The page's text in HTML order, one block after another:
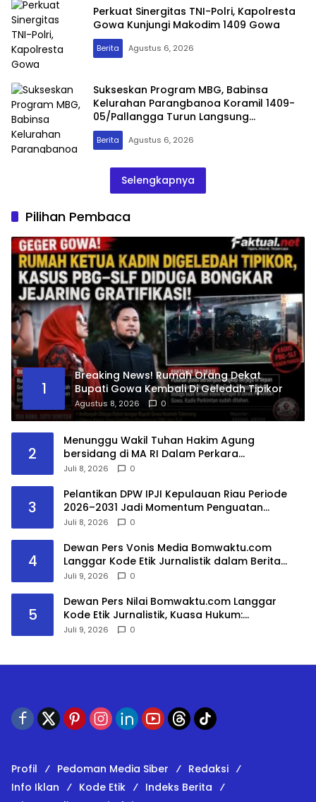
Perkuat Sinergitas TNI-Polri, Kapolresta
Gowa Kunjungi Makodim 1409 Gowa
Berita Agustus 6, 2026
Sukseskan Program MBG, Babinsa
Kelurahan Parangbanoa Koramil 1409-
05/Pallangga Turun Langsung
Pendampingan di Sekolah
Berita Agustus 6, 2026
Selengkapnya
Pilihan Pembaca
1
Breaking News! Rumah Orang Dekat
Bupati Gowa Kembali Di Geledah Tipikor
Agustus 8, 2026 0
2
Menunggu Wakil Tuhan Hakim Agung
bersidang di MA RI Dalam Perkara
No.10/PDT.G/2025 dan Kasasi
Juli 8, 2026 0
3
Pelantikan DPW IPJI Kepulauan Riau Periode
2026–2031 Jadi Momentum Penguatan
Profesionalisme dan Literasi Bangsa
Juli 8, 2026 0
4
Dewan Pers Vonis Media Bomwaktu.com
Langgar Kode Etik Jurnalistik dalam Berita
DPRD Gowa
Juli 9, 2026 0
5
Dewan Pers Nilai Bomwaktu.com Langgar
Kode Etik Jurnalistik, Kuasa Hukum:
Pemberitaan Menghakimi Tanpa Verifikasi Tak
Juli 9, 2026 0
Profil Pedoman Media Siber
Redaksi
Info Iklan
Kode Etik
Indeks Berita